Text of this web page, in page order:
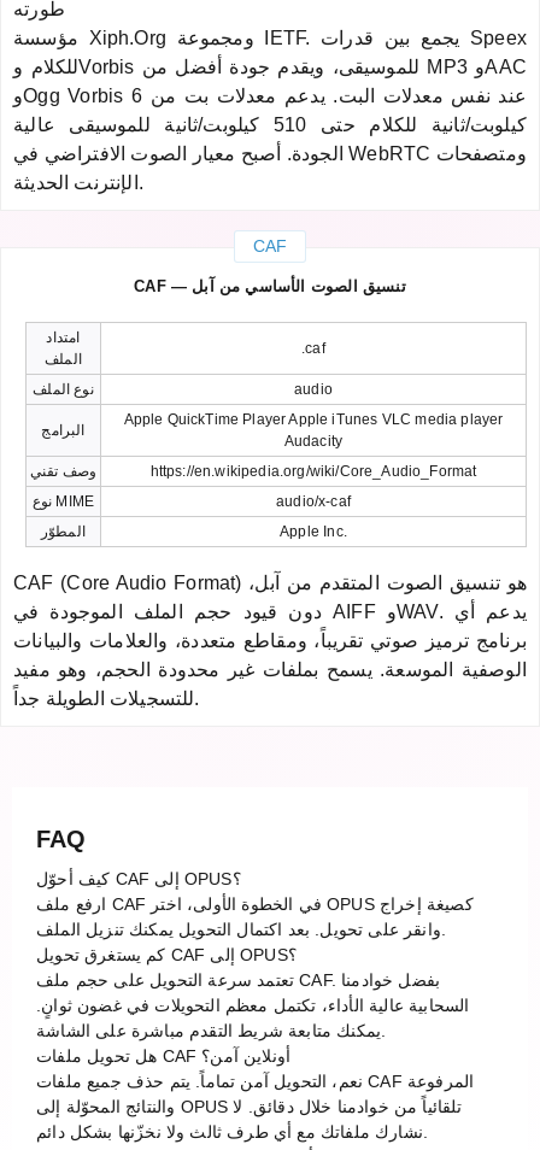
طورته
مؤسسة Xiph.Org ومجموعة IETF. يجمع بين قدرات Speex
للكلام وVorbis للموسيقى، ويقدم جودة أفضل من MP3 وAAC
وOgg Vorbis عند نفس معدلات البت. يدعم معدلات بت من 6
كيلوبت/ثانية للكلام حتى 510 كيلوبت/ثانية للموسيقى عالية
الجودة. أصبح معيار الصوت الافتراضي في WebRTC ومتصفحات
الإنترنت الحديثة.
CAF
CAF — تنسيق الصوت الأساسي من آبل
امتداد
الملف
.caf
نوع الملف audio
البرامج
Apple QuickTime Player Apple iTunes VLC media player
Audacity
وصف تقني
https://en.wikipedia.org/wiki/Core_Audio_Format
نوع MIME
audio/x-caf
المطوّر
Apple Inc.
CAF (Core Audio Format) هو تنسيق الصوت المتقدم من آبل،
دون قيود حجم الملف الموجودة في AIFF وWAV. يدعم أي
برنامج ترميز صوتي تقريباً، ومقاطع متعددة، والعلامات والبيانات
الوصفية الموسعة. يسمح بملفات غير محدودة الحجم، وهو مفيد
للتسجيلات الطويلة جداً.
FAQ
كيف أحوّل CAF إلى OPUS؟
ارفع ملف CAF في الخطوة الأولى، اختر OPUS كصيغة إخراج
كم يستغرق تحويل CAF إلى OPUS؟
تعتمد سرعة التحويل على حجم ملف CAF. بفضل خوادمنا
السحابية عالية الأداء، تكتمل معظم التحويلات في غضون ثوانٍ.
هل تحويل ملفات CAF أونلاين آمن؟
نعم، التحويل آمن تماماً. يتم حذف جميع ملفات CAF المرفوعة
والنتائج المحوّلة إلى OPUS تلقائياً من خوادمنا خلال دقائق. لا